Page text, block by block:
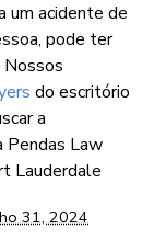
um acidente de
pode ter
Nossos
do escritório
a
Pendas Law
Lauderdale
31, 2024